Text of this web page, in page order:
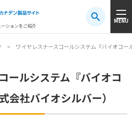
ションをご紹介
MENU
#防爆#アシストスーツ
ワイヤレスナースコールシステム『バイオコ
ールシステム『バイオコ
社バイオシルバー）